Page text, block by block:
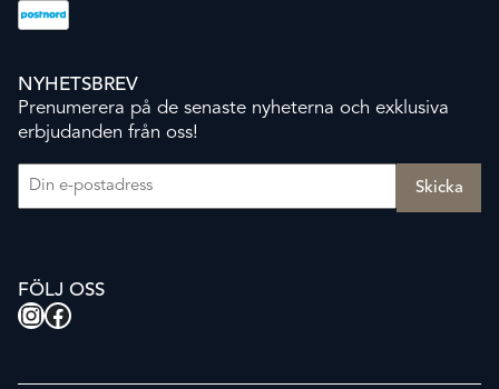
NYHETSBREV
Prenumerera på de senaste nyheterna och exklusiva
erbjudanden från oss!
FÖLJ OSS
Instagram
Facebook